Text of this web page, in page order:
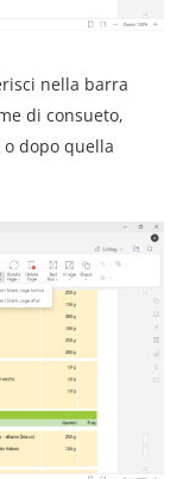
nella barra
di consueto,
dopo quella